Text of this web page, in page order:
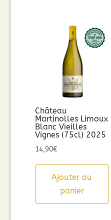
Château
Martinolles Limoux
Blanc Vieilles
Vignes (75cl) 2025
14,90€
Ajouter au
panier